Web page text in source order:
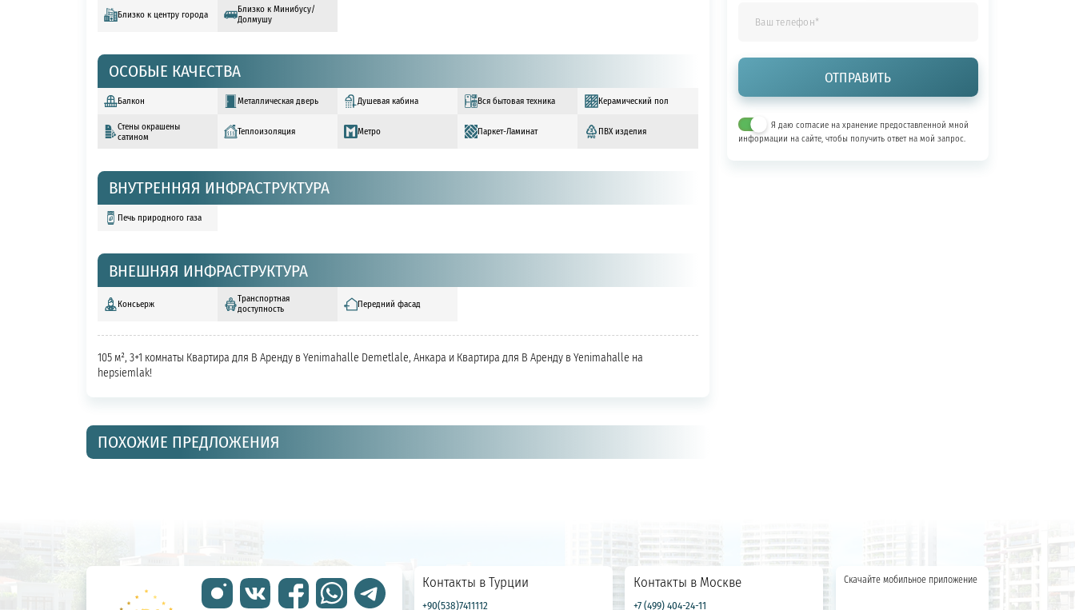
Близко к центру города
Близко к Минибусу/
Долмушу
ОСОБЫЕ КАЧЕСТВА
Балкон Металлическая дверь Душевая кабина Вся бытовая техника
Керамический пол
Стены окрашены
сатином
Теплоизоляция Метро Паркет-Ламинат ПВХ изделия
ВНУТРЕННЯЯ ИНФРАСТРУКТУРА
Печь природного газа
ВНЕШНЯЯ ИНФРАСТРУКТУРА
Консьерж
Транспортная
доступность
Передний фасад
105 м², 3+1 комнаты Квартира для В Аренду в Yenimahalle Demetlale, Анкара и Квартира для В Аренду в Yenimahalle на
hepsiemlak!
ПОХОЖИЕ ПРЕДЛОЖЕНИЯ
Я даю согласие на хранение предоставленной мной
информации на сайте, чтобы получить ответ на мой запрос.
Контакты в Турции
+90(538)7411112
Контакты в Москве
+7 (499) 404-24-11
Скачайте мобильное приложение